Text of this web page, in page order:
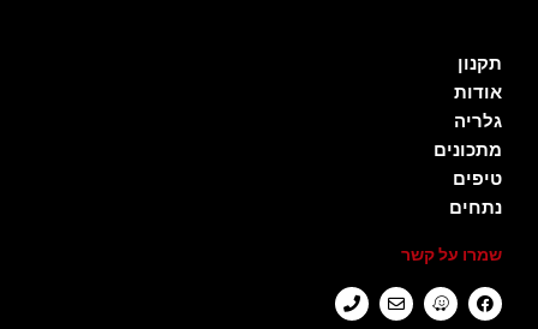
תקנון
אודות
גלריה
מתכונים
טיפים
נתחים
שמרו על קשר